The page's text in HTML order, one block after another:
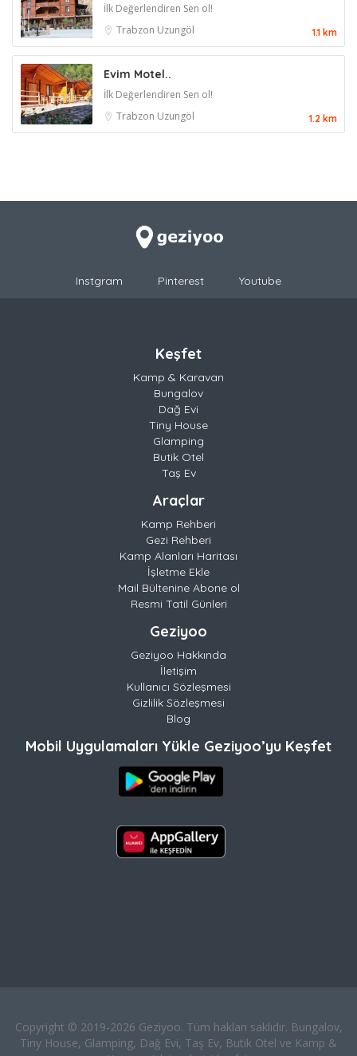
İlk Değerlendiren Sen ol!
Trabzon Uzungöl 1.1 km
Evim Motel..
İlk Değerlendiren Sen ol!
Trabzon Uzungöl 1.2 km
Instgram Pinterest Youtube
Keşfet
Kamp & Karavan
Bungalov
Dağ Evi
Tiny House
Glamping
Butik Otel
Taş Ev
Araçlar
Kamp Rehberi
Gezi Rehberi
Kamp Alanları Haritası
İşletme Ekle
Mail Bültenine Abone ol
Resmi Tatil Günleri
Geziyoo
Geziyoo Hakkında
İletişim
Kullanıcı Sözleşmesi
Gizlilik Sözleşmesi
Blog
Mobil Uygulamaları Yükle Geziyoo’yu Keşfet
Copyright © 2019-2026 Geziyoo. Tüm hakları saklıdır. Bungalov,
Tiny House, Glamping, Dağ Evi, Taş Ev, Butik Otel ve Kamp &